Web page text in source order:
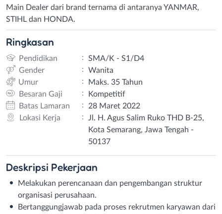
Main Dealer dari brand ternama di antaranya YANMAR,
STIHL dan HONDA.
Ringkasan
Pendidikan :
SMA/K - S1/D4
Gender
:
Wanita
Umur
:
Maks. 35 Tahun
Besaran Gaji
:
Kompetitif
Batas Lamaran
:
28 Maret 2022
Lokasi Kerja
:
Jl. H. Agus Salim Ruko THD B-25,
Kota Semarang, Jawa Tengah -
50137
Deskripsi Pekerjaan
Melakukan perencanaan dan pengembangan struktur
organisasi perusahaan.
Bertanggungjawab pada proses rekrutmen karyawan dari